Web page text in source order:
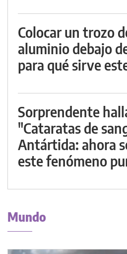
Colocar un trozo
aluminio debajo
para qué sirve
Sorprendente
"Cataratas de
Antártida: ahora
este fenómeno
Mundo